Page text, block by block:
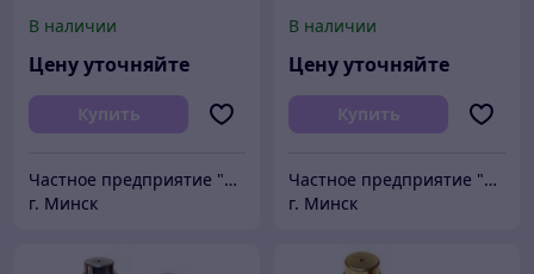
В наличии
Цену уточняйте
Купить
Частное предприятие "Сибалок"
г. Минск
В наличии
Цену уточняйте
Купить
Частное предприятие "Сибалок"
г. Минск